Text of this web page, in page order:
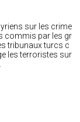
sur les crime
commis par les gr
tribunaux turcs c
les terroristes sur